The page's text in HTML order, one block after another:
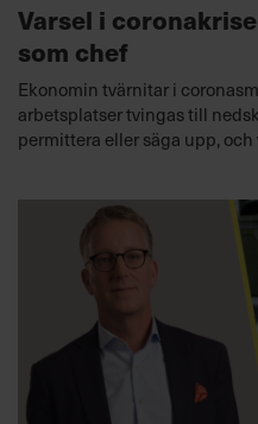
Varsel i
som chef
Ekonomin tvärnitar i
arbetsplatser tvingas till
permittera eller säga upp,